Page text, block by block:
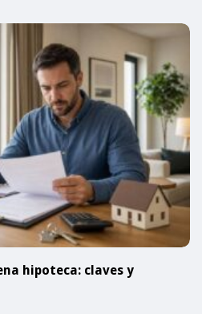
hipoteca: claves y